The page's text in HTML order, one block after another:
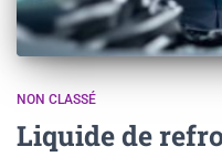
NON CLASSÉ
Liquide de